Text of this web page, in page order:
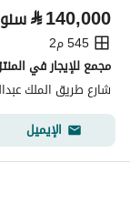
⃁140,000
545 م2
مجمع للإيجار في
شارع طريق الملك
الإيميل